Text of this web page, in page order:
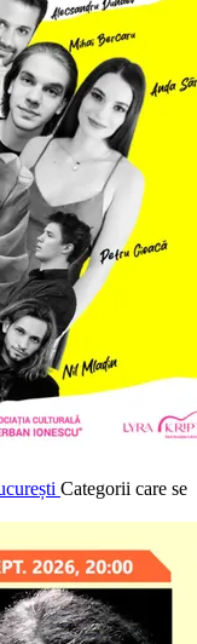
Categorii care se